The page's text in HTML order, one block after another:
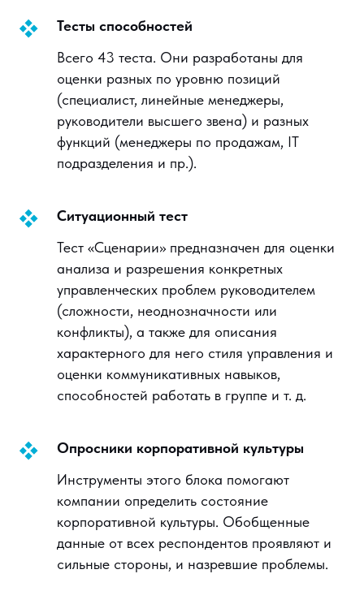
Тесты способностей
Всего 43 теста. Они разработаны для
оценки разных по уровню позиций
(специалист, линейные менеджеры,
руководители высшего звена) и разных
функций (менеджеры по продажам, IT
подразделения и пр.).
Ситуационный тест
Тест «Сценарии» предназначен для оценки
анализа и разрешения конкретных
управленческих проблем руководителем
(сложности, неоднозначности или
конфликты), а также для описания
характерного для него стиля управления и
оценки коммуникативных навыков,
способностей работать в группе и т. д.
Опросники корпоративной культуры
Инструменты этого блока помогают
компании определить состояние
корпоративной культуры. Обобщенные
данные от всех респондентов проявляют и
сильные стороны, и назревшие проблемы.